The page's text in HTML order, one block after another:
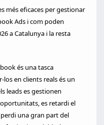
més eficaces per gestionar
Ads i com poden
a Catalunya i la resta
és una tasca
en clients reals és un
leads es gestionen
es retardi el
una gran part del